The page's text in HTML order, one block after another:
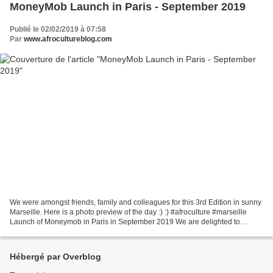
MoneyMob Launch in Paris - September 2019
Publié le 02/02/2019 à 07:58
Par www.afrocultureblog.com
We were amongst friends, family and colleagues for this 3rd Edition in sunny
Marseille. Here is a photo preview of the day :) :) #afroculture #marseille
Launch of Moneymob in Paris in September 2019 We are delighted to
Hébergé par Overblog